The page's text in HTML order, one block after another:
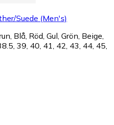
Suede (Men's)
Blå, Röd, Gul, Grön, Beige,
39, 40, 41, 42, 43, 44, 45,